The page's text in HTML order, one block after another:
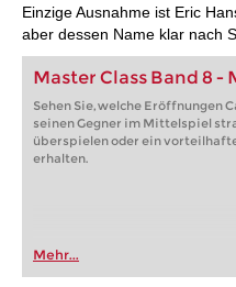
Einzige Ausnahme ist Eric
aber dessen Name klar nach
Master Class Band 8 -
Sehen Sie, welche Eröffnungen
seinen Gegner im Mittelspiel
überspielen oder ein
erhalten.
Mehr...